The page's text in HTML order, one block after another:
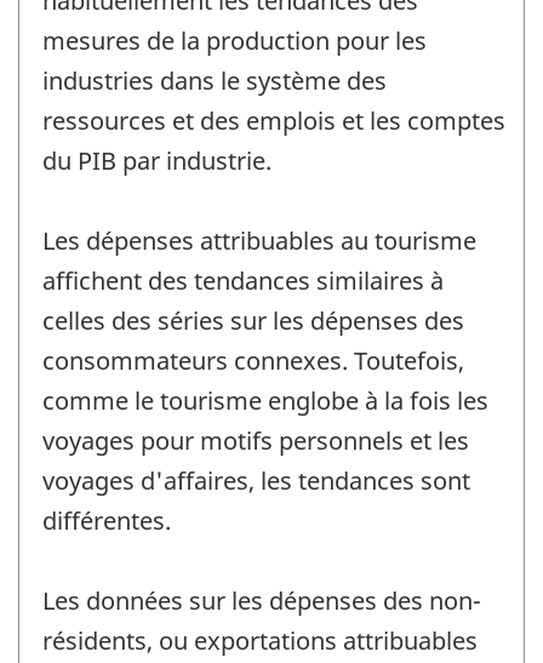
mesures de la production pour les
industries dans le système des
ressources et des emplois et les comptes
du PIB par industrie.
Les dépenses attribuables au tourisme
affichent des tendances similaires à
celles des séries sur les dépenses des
consommateurs connexes. Toutefois,
comme le tourisme englobe à la fois les
voyages pour motifs personnels et les
voyages d'affaires, les tendances sont
différentes.
Les données sur les dépenses des non-
résidents, ou exportations attribuables